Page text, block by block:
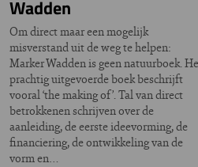
Wadden
Om direct maar een mogelijk
misverstand uit de weg te helpen:
Marker Wadden is geen natuurboek.
prachtig uitgevoerde boek beschrijft
vooral ‘the making of’. Tal van direct
betrokkenen schrijven over de
aanleiding, de eerste ideevorming, de
financiering, de ontwikkeling van de
vorm en…